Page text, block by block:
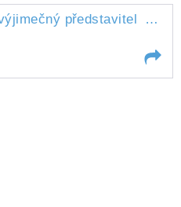
představitel
představitel